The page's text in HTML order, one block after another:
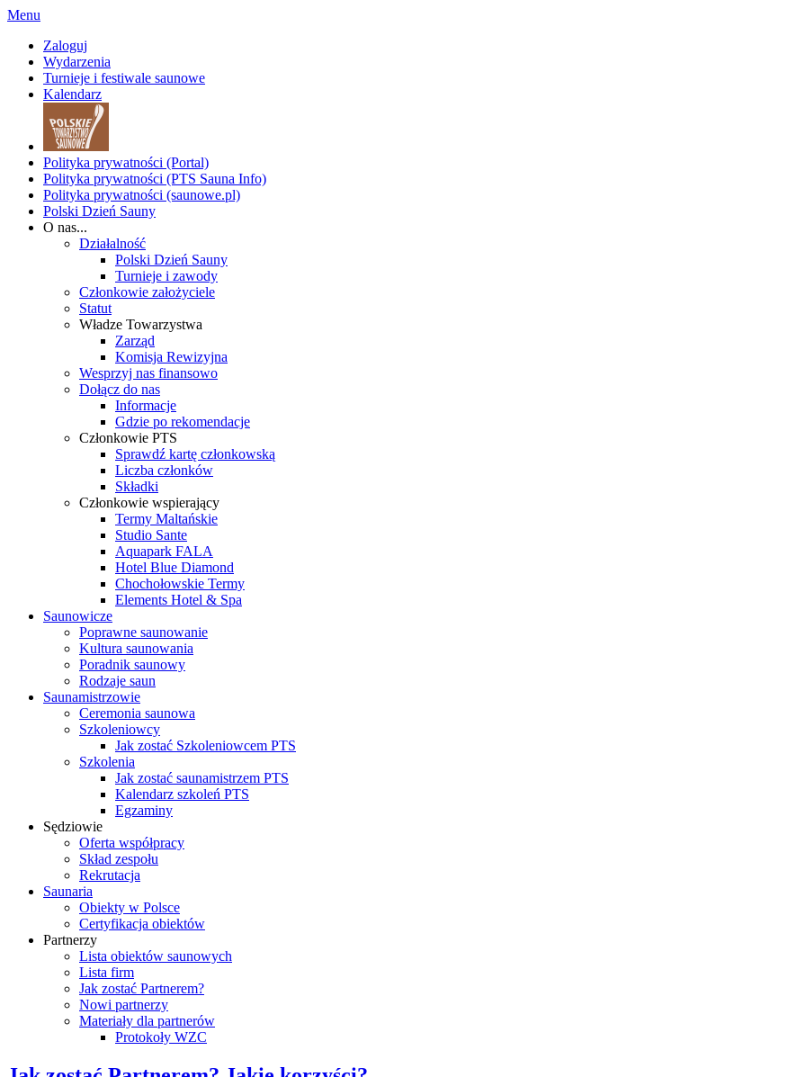
Menu
Zaloguj
Wydarzenia
Turnieje i festiwale saunowe
Kalendarz
Polityka prywatności (Portal)
Polityka prywatności (PTS Sauna Info)
Polityka prywatności (saunowe.pl)
Polski Dzień Sauny
O nas...
Działalność
Polski Dzień Sauny
Turnieje i zawody
Członkowie założyciele
Statut
Władze Towarzystwa
Zarząd
Komisja Rewizyjna
Wesprzyj nas finansowo
Dołącz do nas
Informacje
Gdzie po rekomendacje
Członkowie PTS
Sprawdź kartę członkowską
Liczba członków
Składki
Członkowie wspierający
Termy Maltańskie
Studio Sante
Aquapark FALA
Hotel Blue Diamond
Chochołowskie Termy
Elements Hotel & Spa
Saunowicze
Poprawne saunowanie
Kultura saunowania
Poradnik saunowy
Rodzaje saun
Saunamistrzowie
Ceremonia saunowa
Szkoleniowcy
Jak zostać Szkoleniowcem PTS
Szkolenia
Jak zostać saunamistrzem PTS
Kalendarz szkoleń PTS
Egzaminy
Sędziowie
Oferta współpracy
Skład zespołu
Rekrutacja
Saunaria
Obiekty w Polsce
Certyfikacja obiektów
Partnerzy
Lista obiektów saunowych
Lista firm
Jak zostać Partnerem?
Nowi partnerzy
Materiały dla partnerów
Protokoły WZC